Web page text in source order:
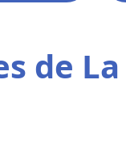
de La